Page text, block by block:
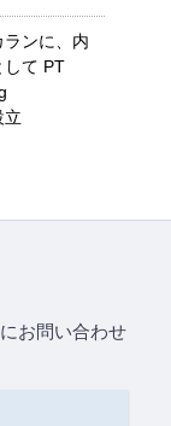
ンに、内
して PT
立
お問い合わせ